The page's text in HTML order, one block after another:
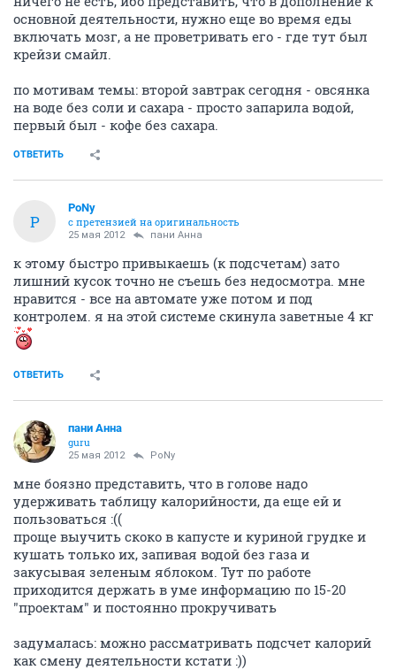
основной деятельности, нужно еще во время еды
включать мозг, а не проветривать его - где тут был
крейзи смайл.
по мотивам темы: второй завтрак сегодня - овсянка
на воде без соли и сахара - просто запарила водой,
первый был - кофе без сахара.
ОТВЕТИТЬ
P
PoNy
с претензией на оригинальность
25 мая 2012 пани Анна
к этому быстро привыкаешь (к подсчетам) зато
лишний кусок точно не съешь без недосмотра. мне
нравится - все на автомате уже потом и под
контролем. я на этой системе скинула заветные 4 кг
ОТВЕТИТЬ
пани Анна
guru
25 мая 2012 PoNy
мне боязно представить, что в голове надо
удерживать таблицу калорийности, да еще ей и
пользоваться :((
проще выучить скоко в капусте и куриной грудке и
кушать только их, запивая водой без газа и
закусывая зеленым яблоком. Тут по работе
приходится держать в уме информацию по 15-20
"проектам" и постоянно прокручивать
задумалась: можно рассматривать подсчет калорий
как смену деятельности кстати :))